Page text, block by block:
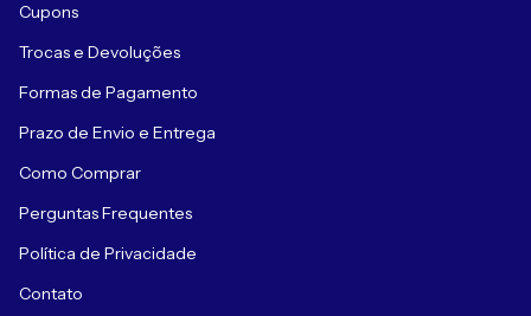
Cupons
Trocas e Devoluções
Formas de Pagamento
Prazo de Envio e Entrega
Como Comprar
Perguntas Frequentes
Política de Privacidade
Contato